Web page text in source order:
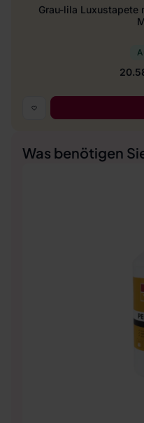
Grau-lila Luxustapete
Was benötigen